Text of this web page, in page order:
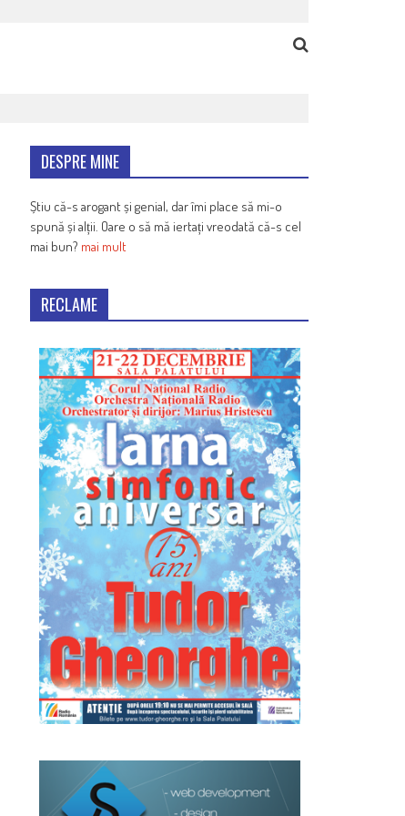
DESPRE MINE
Știu că-s arogant și genial, dar îmi place să mi-o
spună și alții. Oare o să mă iertați vreodată că-s cel
mai bun? mai mult
RECLAME